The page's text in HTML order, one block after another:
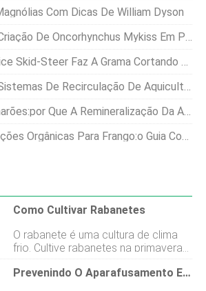
Com Dicas De William Dyson
Mykiss Em Produto De Proteína Fermentada De Milho
Steer Faz A Grama Cortando Uma Brisa
De Recirculação De Aquicultura (RAS)
Da Água Da Torneira É Arriscada E Como Tratá-La Com Segurança
Para Frango:o Guia Completo Do Comprador
Como Cultivar Rabanetes
O rabanete é uma cultura de clima
frio. Cultive rabanetes na primavera
ou no outono para obter o melhor
sabor e textura. Semeie rabanetes
Prevenindo O Aparafusamento Em Vegetais E Ervas:um Guia Abrangente